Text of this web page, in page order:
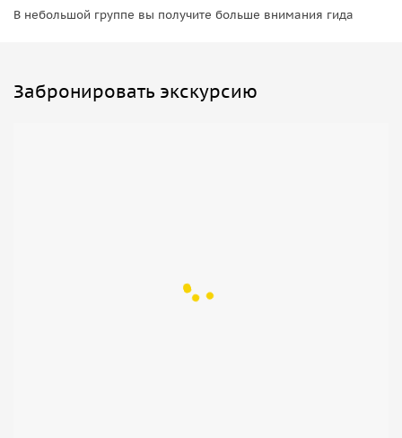
В небольшой группе вы получите больше внимания гида
Забронировать экскурсию